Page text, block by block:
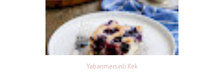
Yabanmersinli Kek